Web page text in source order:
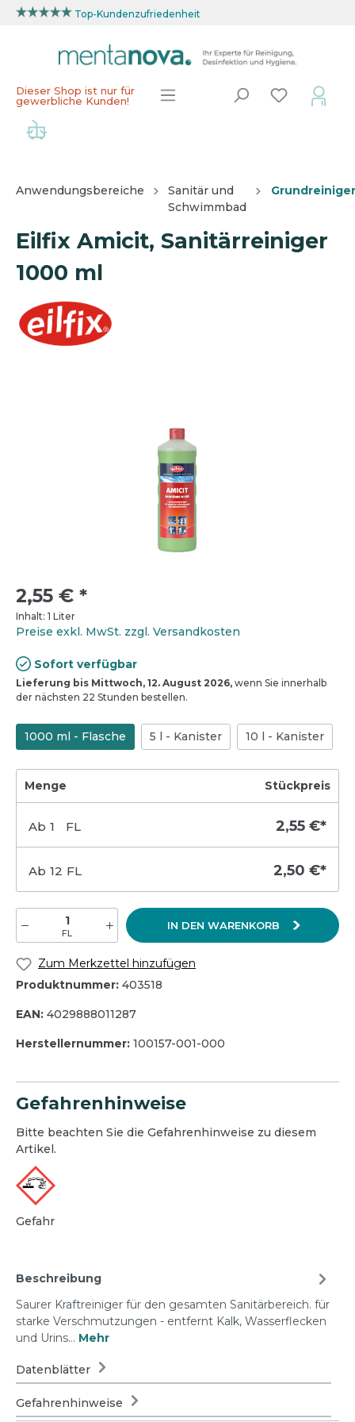
Top-Kundenzufriedenheit
Dieser Shop ist nur für
gewerbliche Kunden!
Anwendungsbereiche
Sanitär und
Schwimmbad
Grundreiniger
Eilfix Amicit, Sanitärreiniger
1000 ml
2,55 € *
Inhalt: 1 Liter
Preise exkl. MwSt. zzgl. Versandkosten
Sofort verfügbar
Lieferung bis Mittwoch, 12. August 2026, wenn Sie innerhalb
der nächsten 22 Stunden bestellen.
1000 ml - Flasche 5 l - Kanister 10 l - Kanister
Menge Stückpreis
Ab 1 FL 2,55 €*
Ab 12 FL 2,50 €*
FL
IN DEN WARENKORB
Zum Merkzettel hinzufügen
Produktnummer: 403518
EAN: 4029888011287
Herstellernummer: 100157-001-000
Gefahrenhinweise
Bitte beachten Sie die Gefahrenhinweise zu diesem
Artikel.
Gefahr
Beschreibung
Saurer Kraftreiniger für den gesamten Sanitärbereich. für
starke Verschmutzungen - entfernt Kalk, Wasserflecken
und Urins… Mehr
Datenblätter
Gefahrenhinweise